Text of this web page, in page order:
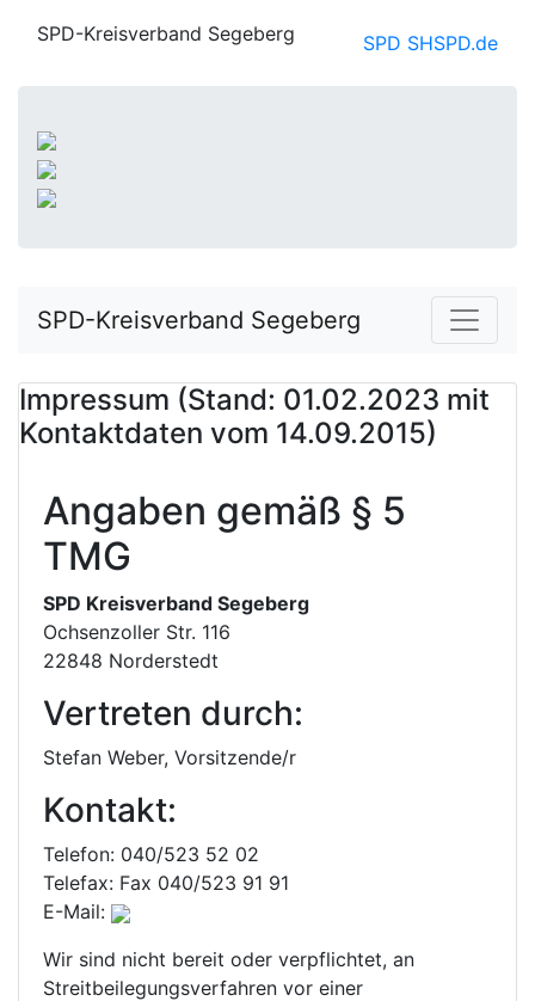
SPD-Kreisverband Segeberg SPD SHSPD.de
SPD-Kreisverband Segeberg
Impressum (Stand: 01.02.2023 mit
Kontaktdaten vom 14.09.2015)
Angaben gemäß § 5
TMG
SPD Kreisverband Segeberg
Ochsenzoller Str. 116
22848 Norderstedt
Vertreten durch:
Stefan Weber, Vorsitzende/r
Kontakt:
Telefon: 040/523 52 02
Telefax: Fax 040/523 91 91
E-Mail:
Wir sind nicht bereit oder verpflichtet, an
Streitbeilegungsverfahren vor einer